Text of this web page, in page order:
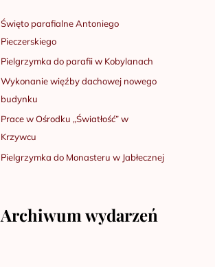
Święto parafialne Antoniego
Pieczerskiego
Pielgrzymka do parafii w Kobylanach
Wykonanie więźby dachowej nowego
budynku
Prace w Ośrodku „Światłość” w
Krzywcu
Pielgrzymka do Monasteru w Jabłecznej
Archiwum wydarzeń